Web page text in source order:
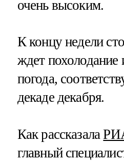
очень высоким.
К концу недели
ждет похолодание
погода,
декаде декабря.
Как рассказала
главный